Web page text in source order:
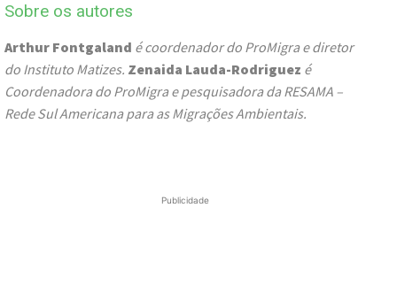
Sobre os autores
Arthur Fontgaland é coordenador do ProMigra e diretor
do Instituto Matizes. Zenaida Lauda-Rodriguez é
Coordenadora do ProMigra e pesquisadora da RESAMA –
Rede Sul Americana para as Migrações Ambientais.
Publicidade